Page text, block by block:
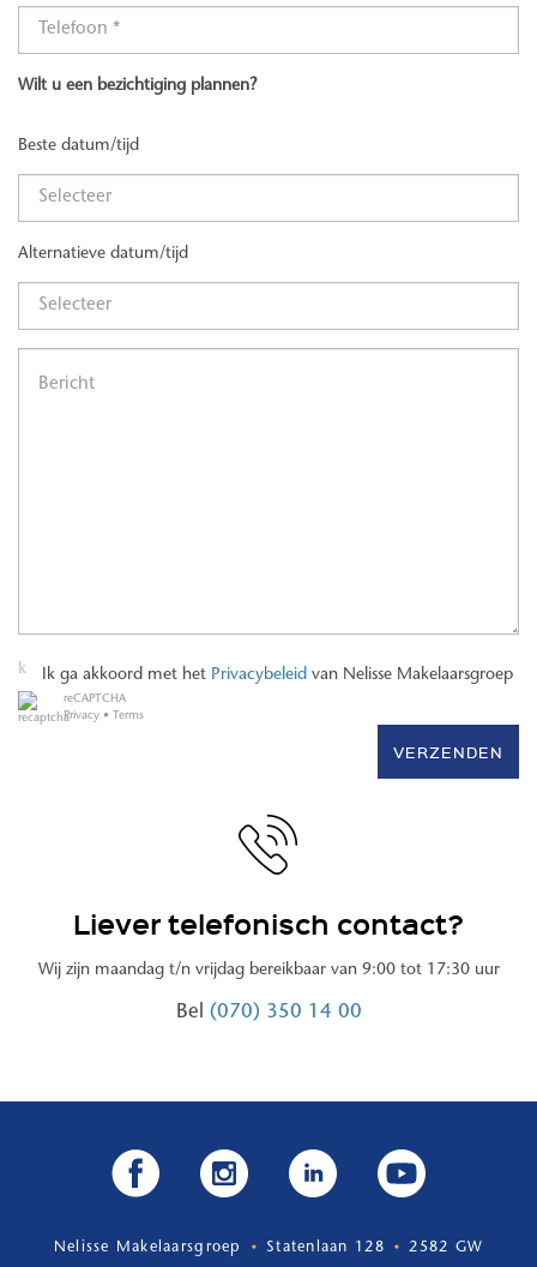
Wilt u een bezichtiging plannen?
Beste datum/tijd
Alternatieve datum/tijd
Ik ga akkoord met het Privacybeleid van Nelisse Makelaarsgroep
reCAPTCHA
Privacy • Terms
VERZENDEN
Liever telefonisch contact?
Wij zijn maandag t/n vrijdag bereikbaar van 9:00 tot 17:30 uur
Bel (070) 350 14 00
Nelisse Makelaarsgroep Statenlaan 128 2582 GW